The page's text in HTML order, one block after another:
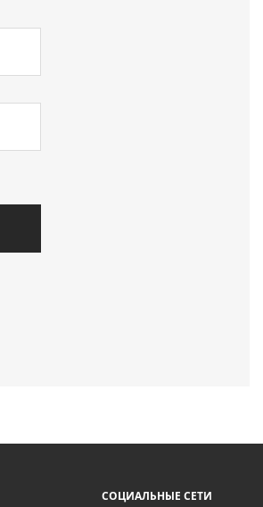
СОЦИАЛЬНЫЕ СЕТИ